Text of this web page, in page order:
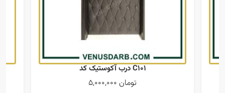
درب آکوستیک کد C101
5,000,000 تومان